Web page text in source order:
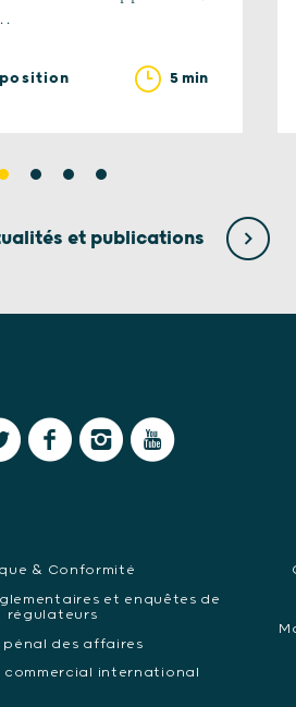
5 min
et publications
& Conformité
et enquêtes de
régulateurs
pénal des affaires
commercial international